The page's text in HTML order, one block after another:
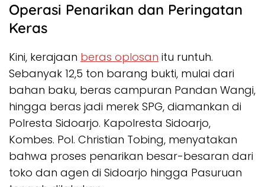
Operasi Penarikan dan Peringatan
Keras
Kini, kerajaan beras oplosan itu runtuh.
Sebanyak 12,5 ton barang bukti, mulai dari
bahan baku, beras campuran Pandan Wangi,
hingga beras jadi merek SPG, diamankan di
Polresta Sidoarjo. Kapolresta Sidoarjo,
Kombes. Pol. Christian Tobing, menyatakan
bahwa proses penarikan besar-besaran dari
toko dan agen di Sidoarjo hingga Pasuruan